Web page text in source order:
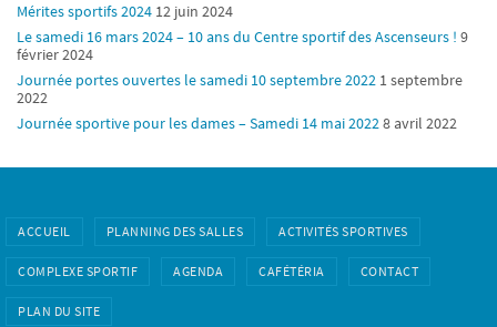
Mérites sportifs 2024 12 juin 2024
Le samedi 16 mars 2024 – 10 ans du Centre sportif des Ascenseurs ! 9
février 2024
Journée portes ouvertes le samedi 10 septembre 2022 1 septembre
2022
Journée sportive pour les dames – Samedi 14 mai 20228 avril 2022
ACCUEIL PLANNING DES SALLES ACTIVITÉS SPORTIVES
COMPLEXE SPORTIF AGENDA CAFÉTÉRIA CONTACT
PLAN DU SITE